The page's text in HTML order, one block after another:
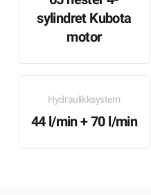
sylindret Kubota
motor
Hydraulikksystem
44 l/min + 70 l/min